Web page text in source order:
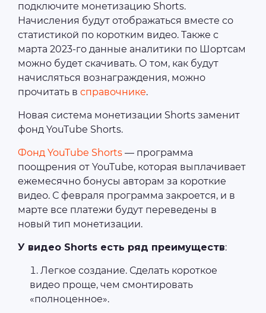
подключите монетизацию Shorts.
Начисления будут отображаться вместе со
статистикой по коротким видео. Также с
марта 2023-го данные аналитики по Шортсам
можно будет скачивать. О том, как будут
начисляться вознаграждения, можно
прочитать в справочнике.
Новая система монетизации Shorts заменит
фонд YouTube Shorts.
Фонд YouTube Shorts — программа
поощрения от YouTube, которая выплачивает
ежемесячно бонусы авторам за короткие
видео. С февраля программа закроется, и в
марте все платежи будут переведены в
новый тип монетизации.
У видео Shorts есть ряд преимуществ:
Легкое создание. Сделать короткое
видео проще, чем смонтировать
«полноценное».